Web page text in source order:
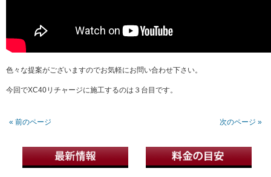
色々な提案がございますのでお気軽にお問い合わせ下さい。
今回でXC40リチャージに施工するのは３台目です。
« 前のページ 次のページ »